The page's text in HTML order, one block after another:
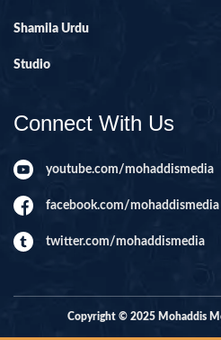
Shamila Urdu
Studio
Connect With Us
youtube.com/mohaddismedia
facebook.com/mohaddismedia
twitter.com/mohaddismedia
Copyright © 2025 Mohaddis